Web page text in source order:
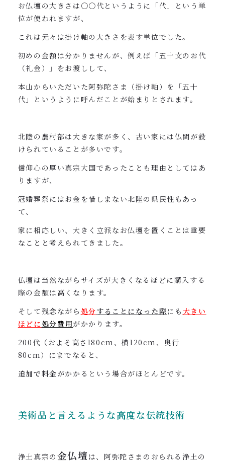
お仏壇の大きさは〇〇代というように「代」という単
位が使われますが、
これは元々は掛け軸の大きさを表す単位でした。
初めの金額は分かりませんが、例えば「五十文のお代
（礼金）」をお渡しして、
本山からいただいた阿弥陀さま（掛け軸）を「五十
代」というように呼んだことが始まりとされます。
北陸の農村部は大きな家が多く、古い家には仏間が設
けられていることが多いです。
信仰心の厚い真宗大国であったことも理由としてはあ
りますが、
冠婚葬祭にはお金を惜しまない北陸の県民性もあっ
て、
家に相応しい、大きく立派なお仏壇を置くことは重要
なことと考えられてきました。
仏壇は当然ながらサイズが大きくなるほどに購入する
際の金額は高くなります。
そして残念ながら 処分することになった際にも 大きい
ほど に処分費用がかかります。
200代（およそ高さ180cm、横120cm、奥行
80cm）にまでなると、
追加で料金がかかるという場合がほとんどです。
美術品と言えるような高度な伝統技術
浄土真宗の 金仏壇 は、阿弥陀さまのおられる浄土の